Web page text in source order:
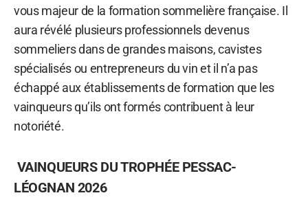
vous majeur de la formation sommelière française. Il
aura révélé plusieurs professionnels devenus
sommeliers dans de grandes maisons, cavistes
spécialisés ou entrepreneurs du vin et il n’a pas
échappé aux établissements de formation que les
vainqueurs qu’ils ont formés contribuent à leur
notoriété.
VAINQUEURS DU TROPHÉE PESSAC-
LÉOGNAN 2026